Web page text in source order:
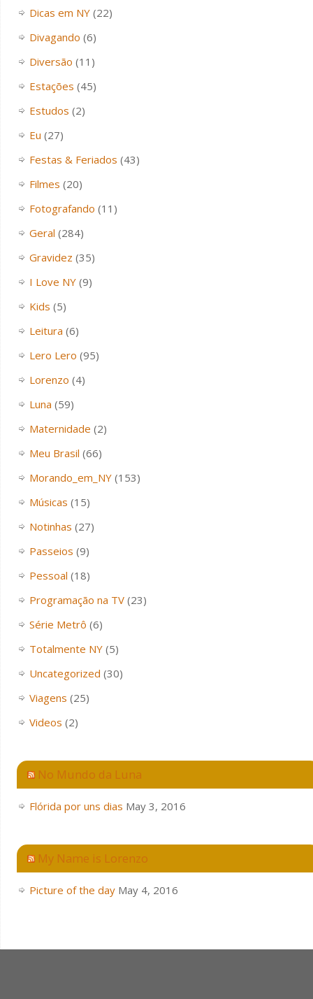
Dicas em NY(22)
Divagando (6)
Diversão (11)
Estações (45)
Estudos (2)
Eu (27)
Festas & Feriados (43)
Filmes (20)
Fotografando (11)
Geral (284)
Gravidez (35)
I Love NY(9)
Kids (5)
Leitura (6)
Lero Lero (95)
Lorenzo (4)
Luna (59)
Maternidade (2)
Meu Brasil (66)
Morando_em_NY(153)
Músicas (15)
Notinhas (27)
Passeios (9)
Pessoal (18)
Programação na TV(23)
Série Metrô (6)
Totalmente NY(5)
Uncategorized (30)
Viagens (25)
Videos (2)
No Mundo da Luna
Flórida por uns dias May 3, 2016
My Name is Lorenzo
Picture of the day May 4, 2016